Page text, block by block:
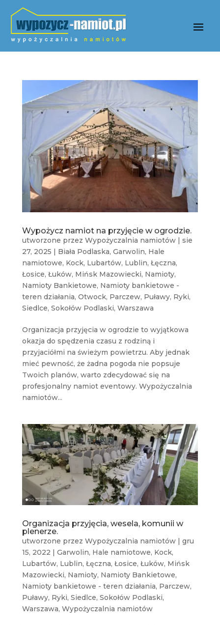
Wypożycz namiot na przyjęcie w ogrodzie.
utworzone przez Wypożyczalnia namiotów| sie
27, 2025 | Biała Podlaska, Garwolin, Hale
namiotowe, Kock, Lubartów, Lublin, Łęczna,
Łosice, Łuków, Mińsk Mazowiecki, Namioty,
Namioty Bankietowe, Namioty bankietowe -
teren działania, Otwock, Parczew, Puławy, Ryki,
Siedlce, Sokołów Podlaski, Warszawa
Organizacja przyjęcia w ogrodzie to wyjątkowa
okazja do spędzenia czasu z rodziną i
przyjaciółmi na świeżym powietrzu. Aby jednak
mieć pewność, że żadna pogoda nie popsuje
Twoich planów, warto zdecydować się na
profesjonalny namiot eventowy. Wypożyczalnia
namiotów...
Organizacja przyjęcia, wesela, komunii w
plenerze.
utworzone przez Wypożyczalnia namiotów| gru
15, 2022 | Garwolin, Hale namiotowe, Kock,
Lubartów, Lublin, Łęczna, Łosice, Łuków, Mińsk
Mazowiecki, Namioty, Namioty Bankietowe,
Namioty bankietowe - teren działania, Parczew,
Puławy, Ryki, Siedlce, Sokołów Podlaski,
Warszawa, Wypożyczalnia namiotów